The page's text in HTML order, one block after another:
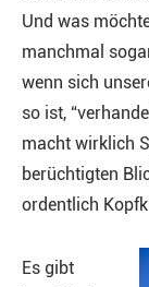
Und was
manchmal
wenn sich
so ist,
macht wirklich
berüchtigten
ordentlich
Es gibt